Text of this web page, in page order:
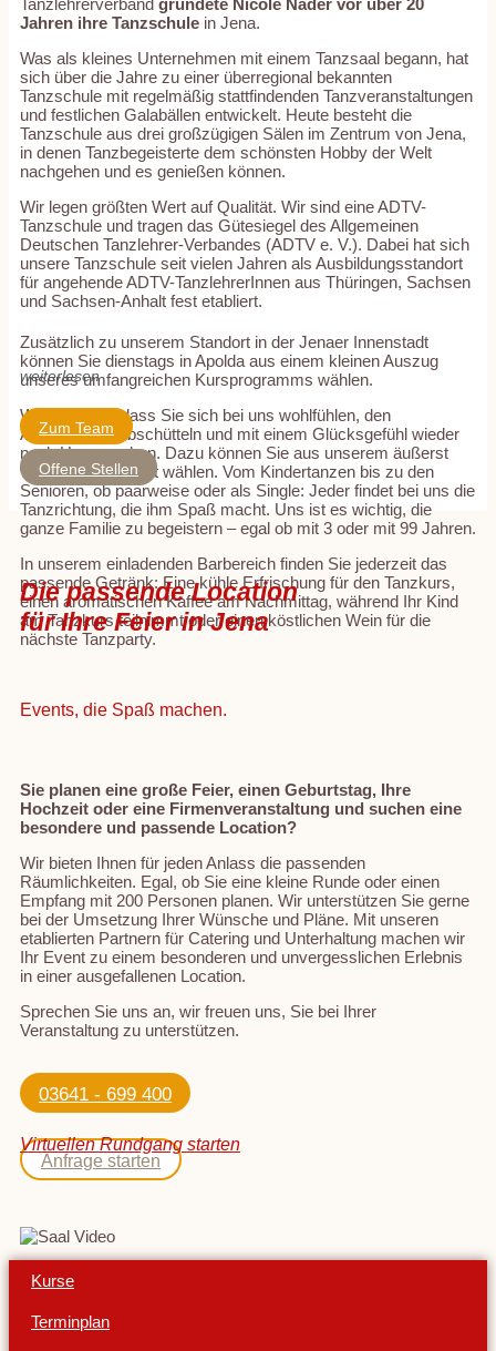
Jahren ihre Tanzschule in Jena.
Was als kleines Unternehmen mit einem Tanzsaal begann, hat
sich über die Jahre zu einer überregional bekannten
Tanzschule mit regelmäßig stattfindenden Tanzveranstaltungen
und festlichen Galabällen entwickelt. Heute besteht die
Tanzschule aus drei großzügigen Sälen im Zentrum von Jena,
in denen Tanzbegeisterte dem schönsten Hobby der Welt
nachgehen und es genießen können.
Wir legen größten Wert auf Qualität. Wir sind eine ADTV-
Tanzschule und tragen das Gütesiegel des Allgemeinen
Deutschen Tanzlehrer-Verbandes (ADTV e. V.). Dabei hat sich
unsere Tanzschule seit vielen Jahren als Ausbildungsstandort
für angehende ADTV-TanzlehrerInnen aus Thüringen, Sachsen
und Sachsen-Anhalt fest etabliert.
Zusätzlich zu unserem Standort in der Jenaer Innenstadt
können Sie dienstags in Apolda aus einem kleinen Auszug
unseres umfangreichen Kursprogramms wählen.
Wir möchten, dass Sie sich bei uns wohlfühlen, den
Alltagsstress abschütteln und mit einem Glücksgefühl wieder
nach Hause gehen. Dazu können Sie aus unserem äußerst
vielfältigen Angebot wählen. Vom Kindertanzen bis zu den
Senioren, ob paarweise oder als Single: Jeder findet bei uns die
Tanzrichtung, die ihm Spaß macht. Uns ist es wichtig, die
ganze Familie zu begeistern – egal ob mit 3 oder mit 99 Jahren.
In unserem einladenden Barbereich finden Sie jederzeit das
passende Getränk: Eine kühle Erfrischung für den Tanzkurs,
einen aromatischen Kaffee am Nachmittag, während Ihr Kind
am Tanzkurs teilnimmt oder einen köstlichen Wein für die
nächste Tanzparty.
weiterlesen
Zum Team
Offene Stellen
Die passende Location
für Ihre Feier in Jena
Events, die Spaß machen.
Sie planen eine große Feier, einen Geburtstag, Ihre
Hochzeit oder eine Firmenveranstaltung und suchen eine
besondere und passende Location?
Wir bieten Ihnen für jeden Anlass die passenden
Räumlichkeiten. Egal, ob Sie eine kleine Runde oder einen
Empfang mit 200 Personen planen. Wir unterstützen Sie gerne
bei der Umsetzung Ihrer Wünsche und Pläne. Mit unseren
etablierten Partnern für Catering und Unterhaltung machen wir
Ihr Event zu einem besonderen und unvergesslichen Erlebnis
in einer ausgefallenen Location.
Sprechen Sie uns an, wir freuen uns, Sie bei Ihrer
Veranstaltung zu unterstützen.
03641 - 699 400
Anfrage starten
Virtuellen Rundgang starten
Kurse
Terminplan